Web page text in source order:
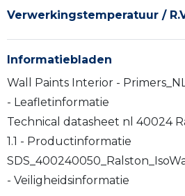
Verwerkingstemperatuur /
Informatiebladen
Wall Paints Interior -
- Leafletinformatie
Technical datasheet nl 40024
1.1 - Productinformatie
- Veiligheidsinformatie